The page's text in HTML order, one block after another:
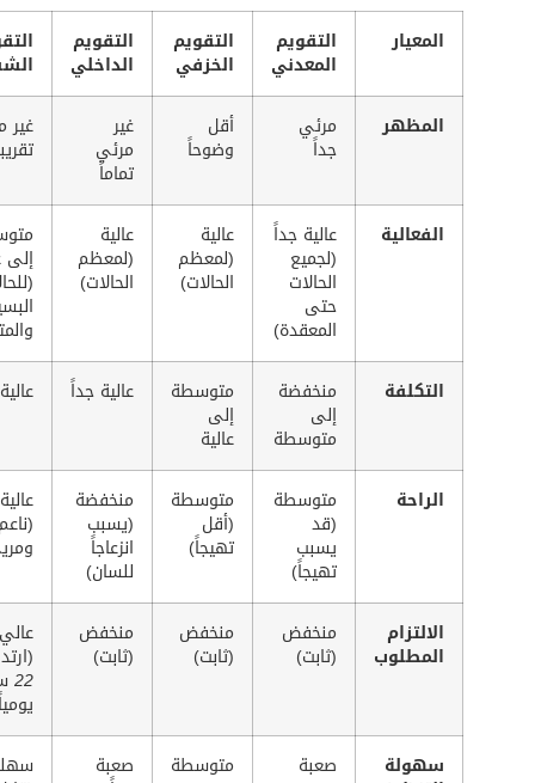
التقويم
التقويم
الخزفي
التقويم
الداخلي
التقويم
الشفاف
مرئي
أقل
مرئي
تقريباً
عالية جداً
عالية
(لمعظم
الحالات)
عالية
(لمعظم
الحالات)
متوسطة
إلى عالية
(للحالات
والمتوسطة)
منخفضة
متوسطة
عالية
عالية جداً عالية
متوسطة
متوسطة
تهيجاً)
منخفضة
(يسبب
انزعاجاً
عالية جداً
(ناعم
ومريح)
منخفض
(ثابت)
منخفض
(ثابت)
منخفض
(ثابت)
عالي جداً
(ارتداء
20-
صعبة متوسطة
صعبة
سهلة جداً